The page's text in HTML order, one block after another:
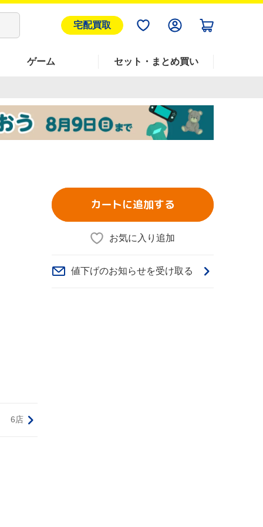
宅配買取
ゲーム セット・まとめ買い
6店
カートに追加する
お気に入り追加
値下げのお知らせを受け取る